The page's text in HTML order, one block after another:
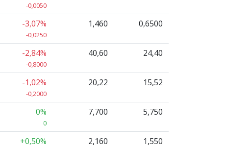
-0,0050
-3,07%
-0,0250
1,460 0,6500
-2,84%
-0,8000
40,60 24,40
-1,02%
-0,2000
20,22 15,52
0%
0
7,700 5,750
+0,50% 2,160 1,550